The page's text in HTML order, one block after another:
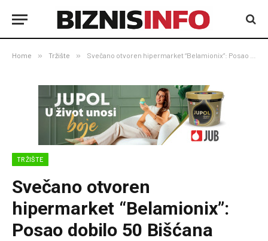
Home » Tržište » Svečano otvoren hipermarket “Belamionix”: Posao dobilo 50 Bišćana
TRŽIŠTE
Svečano otvoren
hipermarket “Belamionix”:
Posao dobilo 50 Bišćana